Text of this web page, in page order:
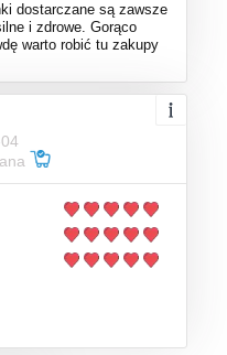
dostarczane są zawsze
i zdrowe. Gorąco
warto robić tu zakupy